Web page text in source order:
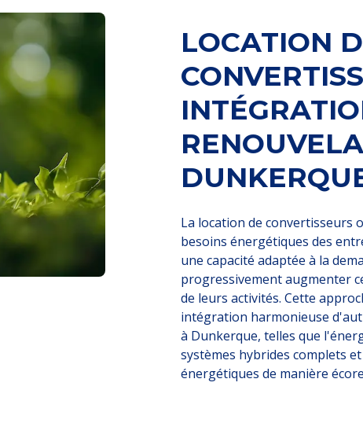
LOCATION
La location de convertisseurs
besoins énergétiques des
une capacité adaptée à la
progressivement augmenter
de leurs activités. Cette
intégration harmonieuse
à Dunkerque, telles que
systèmes hybrides complets
énergétiques de manière